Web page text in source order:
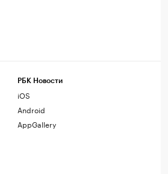
РБК Новости
iOS
Android
AppGallery